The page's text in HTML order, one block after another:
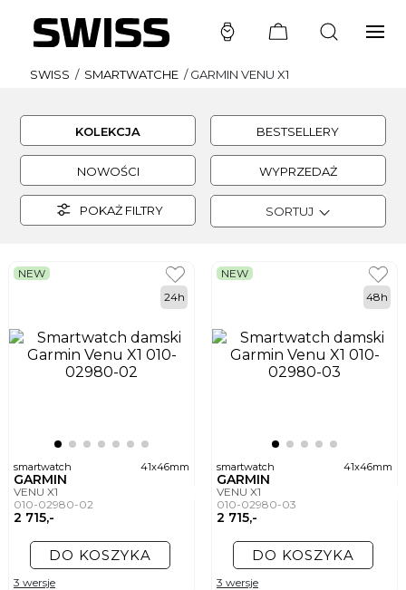
SWISS / SMARTWATCHE /GARMIN VENU X1
KOLEKCJA BESTSELLERY
NOWOŚCI WYPRZEDAŻ
POKAŻ FILTRY SORTUJ
smartwatch 41x46mm
GARMIN
VENU X1
010-02980-02
2 715,-
NEW
24h
DO KOSZYKA
3 wersje
smartwatch 41x46mm
GARMIN
VENU X1
010-02980-03
2 715,-
NEW
48h
DO KOSZYKA
3 wersje